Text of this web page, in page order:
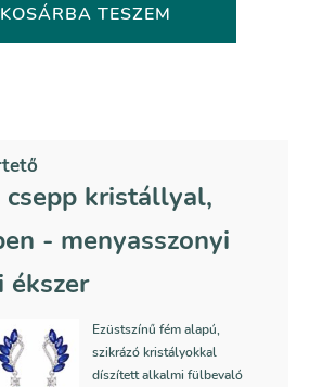
KOSÁRBA TESZEM
csepp kristállyal,
- menyasszonyi
ékszer
Ezüstszínű fém alapú,
szikrázó kristályokkal
díszített alkalmi fülbevaló